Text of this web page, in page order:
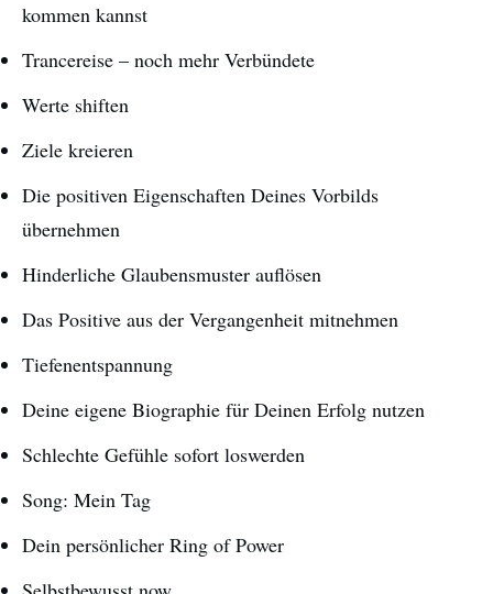
kommen kannst
Trancereise – noch mehr Verbündete
Werte shiften
Ziele kreieren
Die positiven Eigenschaften Deines Vorbilds
übernehmen
Hinderliche Glaubensmuster auflösen
Das Positive aus der Vergangenheit mitnehmen
Tiefenentspannung
Deine eigene Biographie für Deinen Erfolg nutzen
Schlechte Gefühle sofort loswerden
Song: Mein Tag
Dein persönlicher Ring of Power